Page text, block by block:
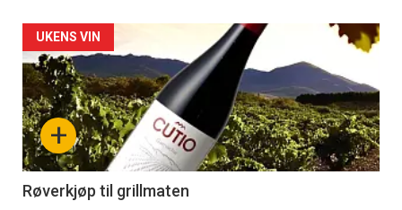
Forsiden
akkurat
nå
-
4
+
UKENS VIN
Røverkjøp til grillmaten